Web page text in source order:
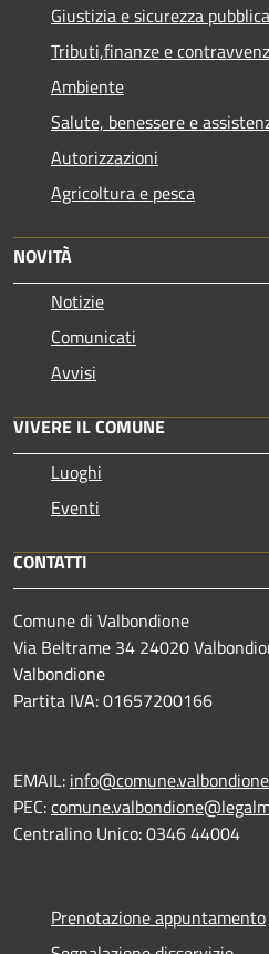
Giustizia e sicurezza pubblica
Tributi,finanze e
Ambiente
Salute, benessere e
Autorizzazioni
Agricoltura e pesca
NOVITÀ
Notizie
Comunicati
Avvisi
VIVERE IL COMUNE
Luoghi
Eventi
CONTATTI
Comune di Valbondione
Via Beltrame 34 24020
Valbondione
Partita IVA: 01657200166
EMAIL:
PEC:
Centralino Unico: 0346 44004
Prenotazione appuntamento